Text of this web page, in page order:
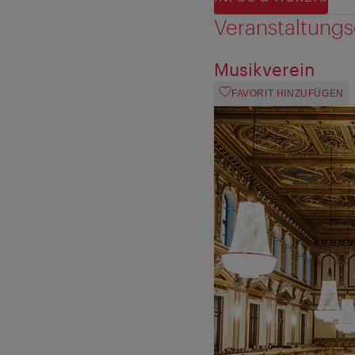
Musikverein
FAVORIT HINZUFÜGEN